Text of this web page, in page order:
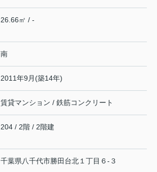
26.66㎡ / -
南
2011年9月(築14年)
賃貸マンション / 鉄筋コンクリート
204 / 2階 / 2階建
千葉県八千代市勝田台北 １丁目６-３